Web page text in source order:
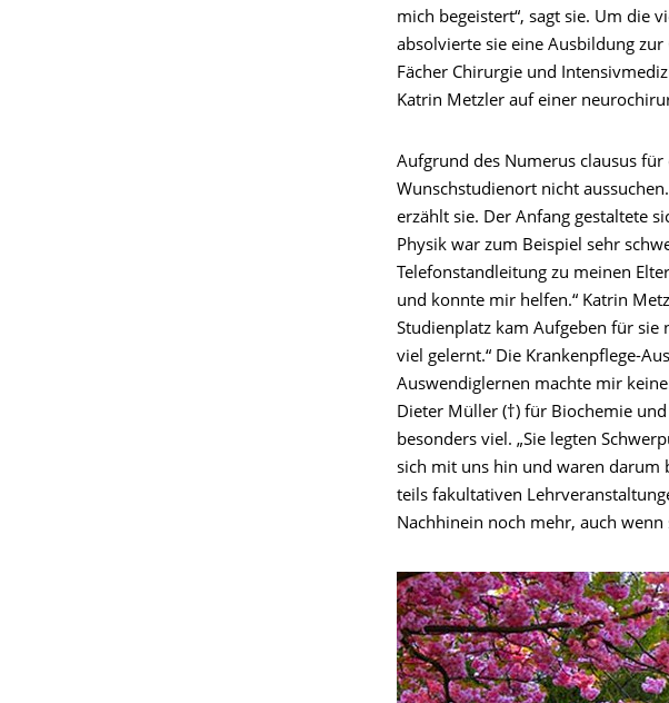
mich begeistert“, sagt sie. Um die
absolvierte sie eine Ausbildung
Fächer Chirurgie und
Katrin Metzler auf einer
Aufgrund des Numerus clausus
Wunschstudienort nicht
erzählt sie. Der Anfang gestaltete
Physik war zum Beispiel sehr
Telefonstandleitung zu meinen
und konnte mir helfen.“ Katrin
Studienplatz kam Aufgeben für sie
viel gelernt.“ Die Krankenpflege-
Auswendiglernen machte mir
Dieter Müller (†) für Biochemie
besonders viel. „Sie legten
sich mit uns hin und waren darum
teils fakultativen
Nachhinein noch mehr, auch